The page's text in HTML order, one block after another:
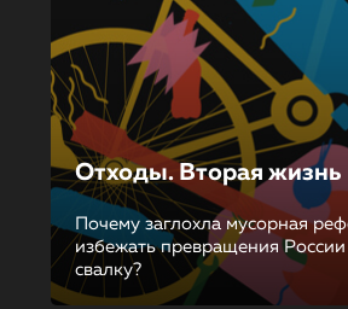
Отходы. Вторая жизнь
Почему заглохла мусорная
избежать превращения России
свалку?